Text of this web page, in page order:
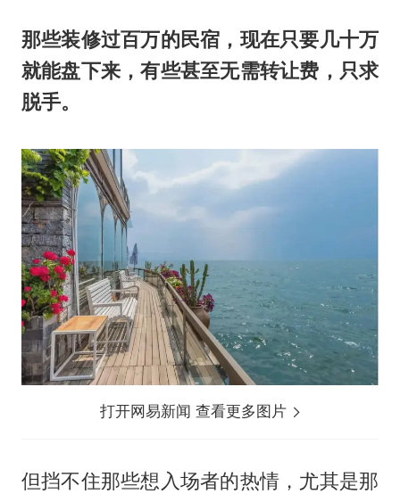
那些装修过百万的民宿，现在只要几十万
就能盘下来，有些甚至无需转让费，只求
脱手。
打开网易新闻 查看更多图片
但挡不住那些想入场者的热情，尤其是那